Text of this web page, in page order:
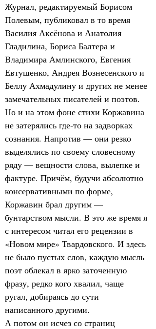
Журнал, редактируемый Борисом
Полевым, публиковал в то время
Василия Аксёнова и Анатолия
Гладилина, Бориса Балтера и
Владимира Амлинского, Евгения
Евтушенко, Андрея Вознесенского и
Беллу Ахмадулину и других не менее
замечательных писателей и поэтов.
Но и на этом фоне стихи Коржавина
не затерялись где-то на задворках
сознания. Напротив — они резко
выделялись по своему словесному
ряду — вещности слова, вылепке и
фактуре. Причём, будучи абсолютно
консервативными по форме,
Коржавин брал другим —
бунтарством мысли. В это же время я
с интересом читал его рецензии в
«Новом мире» Твардовского. И здесь
не было пустых слов, каждую мысль
поэт облекал в ярко заточенную
фразу, редко кого хвалил, чаще
ругал, добираясь до сути
написанного другими.
А потом он исчез со страниц